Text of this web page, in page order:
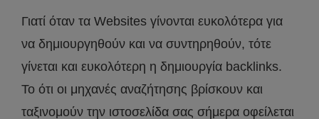
Γιατί όταν τα Websites γίνονται ευκολότερα για
να δημιουργηθούν και να συντηρηθούν, τότε
γίνεται και ευκολότερη η δημιουργία backlinks.
Το ότι οι μηχανές αναζήτησης βρίσκουν και
ταξινομούν την ιστοσελίδα σας σήμερα οφείλεται